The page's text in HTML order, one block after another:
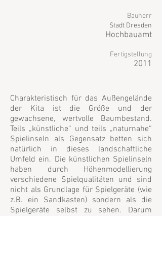
Bauherr
Stadt Dresden
Hochbauamt
Fertigstellung
2011
Charakteristisch für das Außengelände
der Kita ist die Größe und der
gewachsene, wertvolle Baumbestand.
Teils „künstliche“ und teils „naturnahe“
Spielinseln als Gegensatz betten sich
natürlich in dieses landschaftliche
Umfeld ein. Die künstlichen Spielinseln
haben durch Höhenmodellierung
verschiedene Spielqualitäten und sind
nicht als Grundlage für Spielgeräte (wie
z.B. ein Sandkasten) sondern als die
Spielgeräte selbst zu sehen. Darum